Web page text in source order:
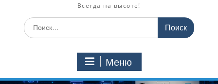
Всегда на высоте!
Искать:
Меню